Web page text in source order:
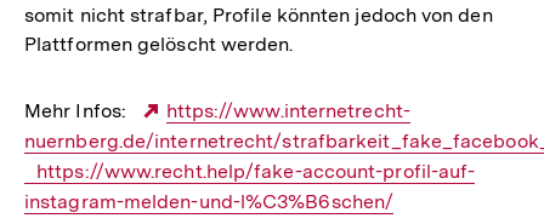
somit nicht strafbar, Profile könnten jedoch von den
Plattformen gelöscht werden.
Mehr Infos:
Externer
Link:
https://www.internetrecht-
nuernberg.de/internetrecht/
https://www.recht.help/fake-account-profil-auf-
instagram-melden-und-l%C3%B6schen/